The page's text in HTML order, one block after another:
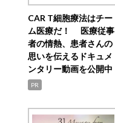
CAR T細胞療法はチー
ム医療だ！ 医療従事
者の情熱、患者さんの
思いを伝えるドキュメ
ンタリー動画を公開中
PR